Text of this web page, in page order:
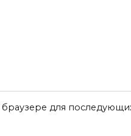
браузере для